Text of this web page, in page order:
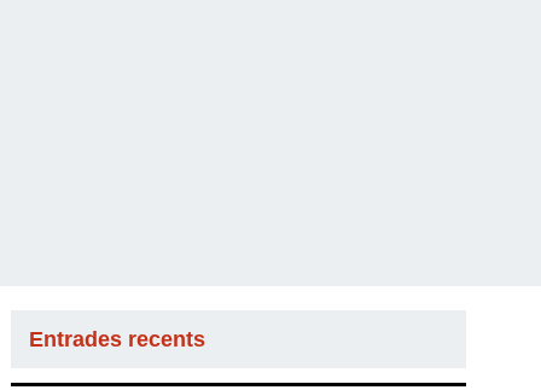
Entrades recents